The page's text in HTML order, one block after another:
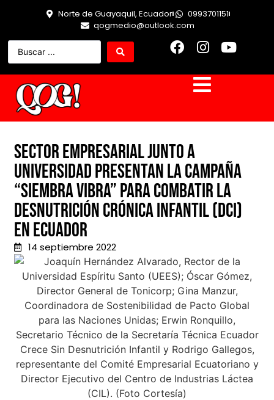
Norte de Guayaquil, Ecuador
0993701151
qogmedio@outlook.com
Sector empresarial junto a
Universidad presentan la campaña
“Siembra Vibra” para combatir la
Desnutrición Crónica Infantil (DCI)
en Ecuador
14 septiembre 2022